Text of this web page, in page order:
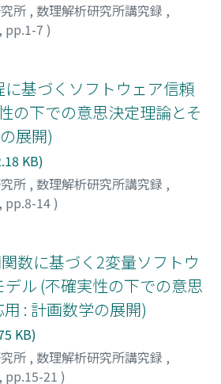
所 , 数理解析研究所講究録 ,
, pp.1-7 )
に基づくソフトウェア信頼
の下での意思決定理論とそ
展開)
KB)
所 , 数理解析研究所講究録 ,
, pp.8-14)
数に基づく2変量ソフトウ
ル (不確実性の下での意思
: 計画数学の展開)
KB)
所 , 数理解析研究所講究録 ,
, pp.15-21 )